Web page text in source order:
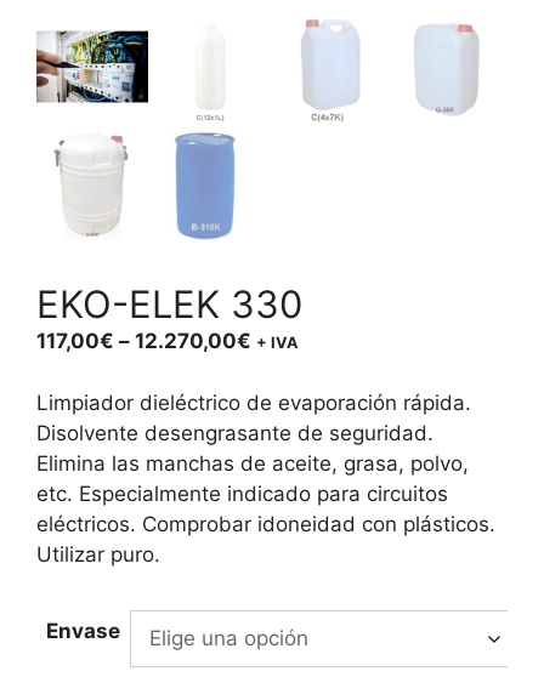
EKO-ELEK 330
117,00€ – 12.270,00€ Price
117,00€
through
12.270,00€
+ IVA
Limpiador dieléctrico de evaporación rápida.
Disolvente desengrasante de seguridad.
Elimina las manchas de aceite, grasa, polvo,
etc. Especialmente indicado para circuitos
eléctricos. Comprobar idoneidad con plásticos.
Utilizar puro.
Envase